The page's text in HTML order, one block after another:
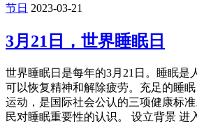
节日 2023-03-21
3月21日，世界睡眠日
世界睡眠日是每年的3月21日。睡眠是
可以恢复精神和解除疲劳。充足的睡
运动，是国际社会公认的三项健康标
民对睡眠重要性的认识。 设立背景 进